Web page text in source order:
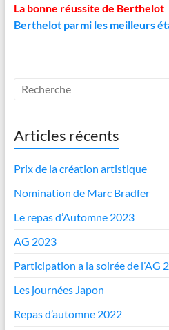
La bonne réussite de Berthelot
Berthelot parmi les meilleurs
Articles récents
Prix de la création artistique
Nomination de Marc Bradfer
Le repas d’Automne 2023
AG 2023
Participation a la soirée de l’AG
Les journées Japon
Repas d’automne 2022